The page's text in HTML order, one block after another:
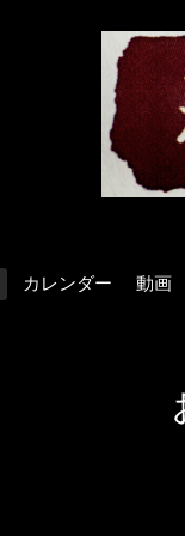
カレンダー 動画